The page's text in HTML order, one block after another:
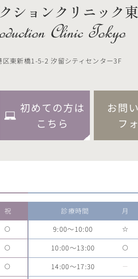
区東新橋1-5-2 汐留シティセンター3F
初めての方は
こちら
お問
フ
祝
〇
〇
〇
診療時間 月
9:00～10:00
☆
10:00～13:00 〇
14:00～17:30 ー